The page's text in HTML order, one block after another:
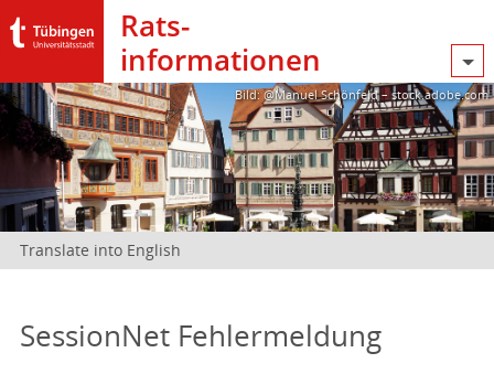
Rats­
informationen
Bild: @Manuel Schönfeld – stock.adobe.com
Translate into English
SessionNet Fehlermeldung